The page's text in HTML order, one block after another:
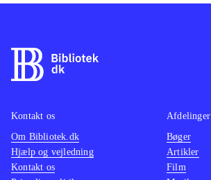
Kontakt os
Om Bibliotek.dk
Hjælp og vejledning
Kontakt os
Afdelinger
Bøger
Artikler
Film